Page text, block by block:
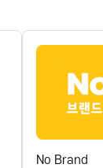
[이마트에브리데
[이마트에브리데
[지
No Brand